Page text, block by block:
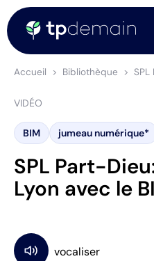
Accueil Bibliothèque SPL
VIDÉO
BIM jumeau numérique*
SPL Part-
Lyon avec le